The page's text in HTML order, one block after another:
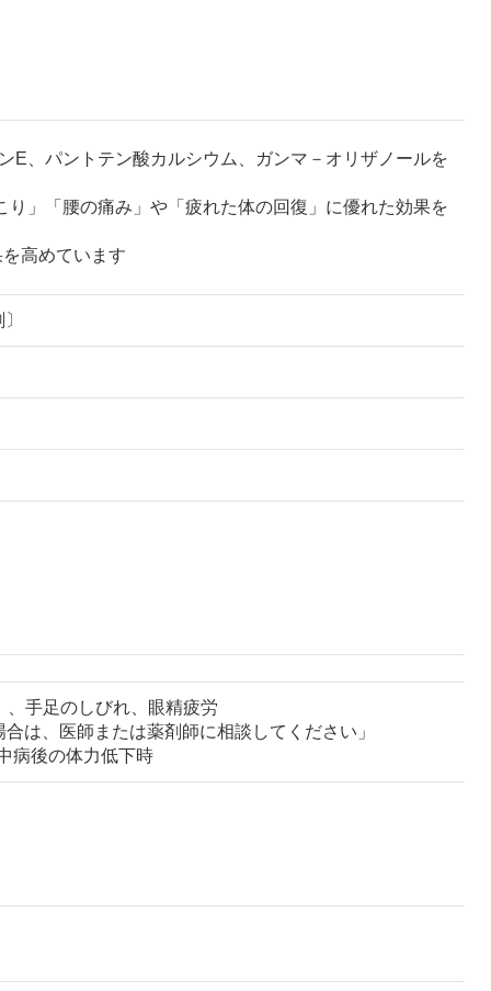
E、パントテン酸カルシウム、ガンマ－オリザノールを
」「腰の痛み」や「疲れた体の回復」に優れた効果を
高めています
手足のしびれ、眼精疲労
は、医師または薬剤師に相談してください」
病後の体力低下時